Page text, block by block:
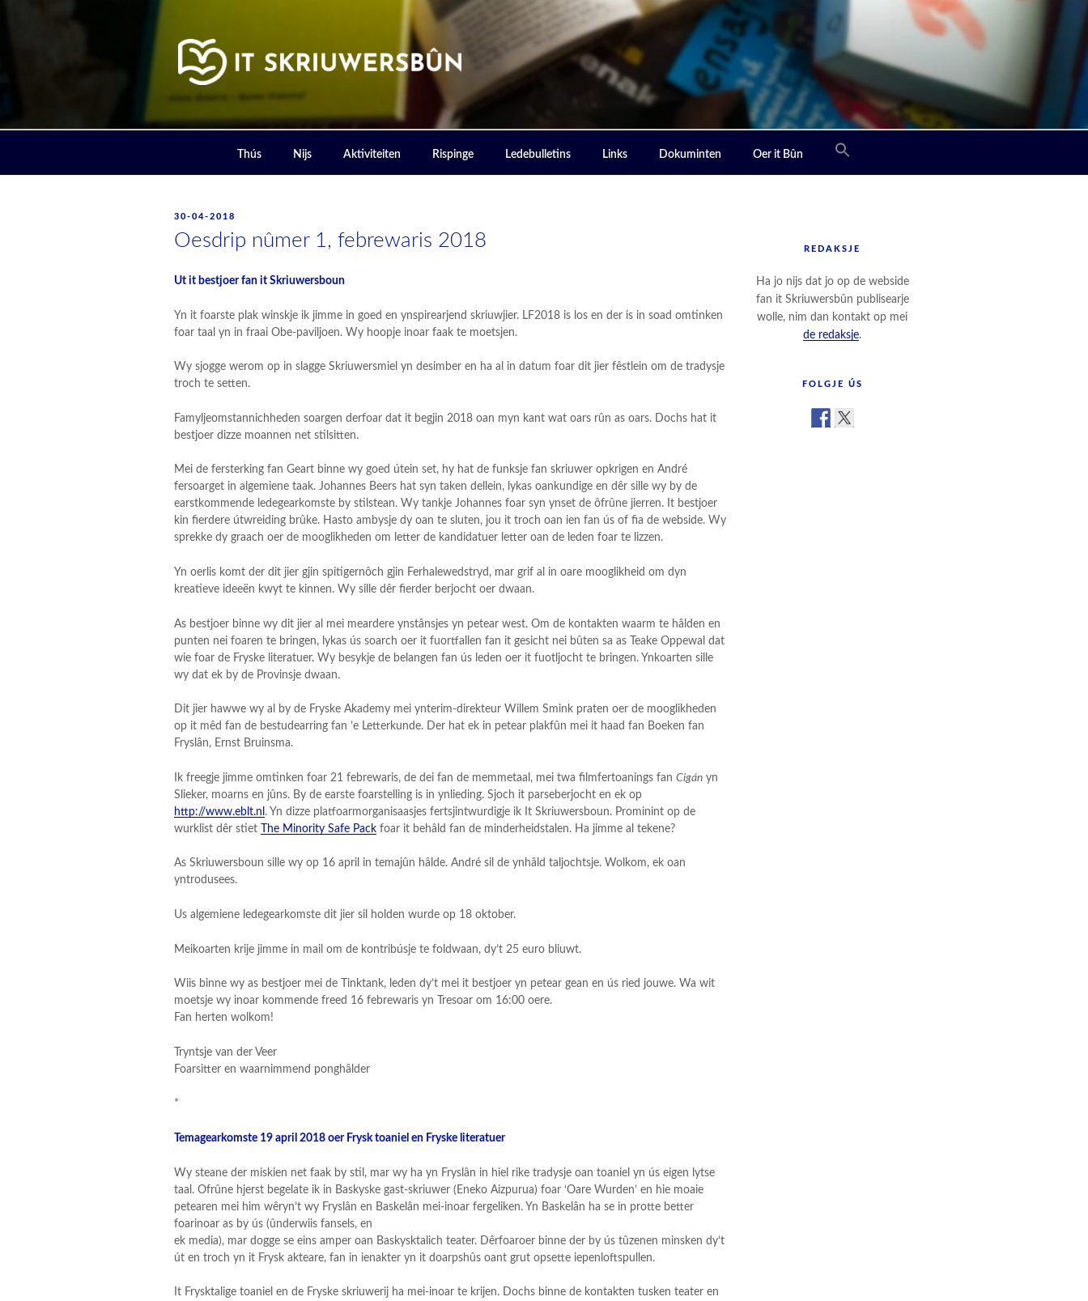
IT SKRIUWERSBOUN
Thús Nijs Aktiviteiten Rispinge Ledebulletins Links Dokuminten Oer it Bûn
POSTED
30-04-2018
Oesdrip nûmer 1, febrewaris 2018
Ut it bestjoer fan it Skriuwersboun
Yn it foarste plak winskje ik jimme in goed en ynspirearjend skriuwjier. LF2018 is los en der is in soad omtinken
foar taal yn in fraai Obe-paviljoen. Wy hoopje inoar faak te moetsjen.
Wy sjogge werom op in slagge Skriuwersmiel yn desimber en ha al in datum foar dit jier fêstlein om de tradysje
troch te setten.
Famyljeomstannichheden soargen derfoar dat it begjin 2018 oan myn kant wat oars rûn as oars. Dochs hat it
bestjoer dizze moannen net stilsitten.
Mei de fersterking fan Geart binne wy goed útein set, hy hat de funksje fan skriuwer opkrigen en André
fersoarget in algemiene taak. Johannes Beers hat syn taken dellein, lykas oankundige en dêr sille wy by de
earstkommende ledegearkomste by stilstean. Wy tankje Johannes foar syn ynset de ôfrûne jierren. It bestjoer
kin fierdere útwreiding brûke. Hasto ambysje dy oan te sluten, jou it troch oan ien fan ús of fia de webside. Wy
sprekke dy graach oer de mooglikheden om letter de kandidatuer letter oan de leden foar te lizzen.
Yn oerlis komt der dit jier gjin spitigernôch gjin Ferhalewedstryd, mar grif al in oare mooglikheid om dyn
kreatieve ideeën kwyt te kinnen. Wy sille dêr fierder berjocht oer dwaan.
As bestjoer binne wy dit jier al mei meardere ynstânsjes yn petear west. Om de kontakten waarm te hâlden en
punten nei foaren te bringen, lykas ús soarch oer it fuortfallen fan it gesicht nei bûten sa as Teake Oppewal dat
wie foar de Fryske literatuer. Wy besykje de belangen fan ús leden oer it fuotljocht te bringen. Ynkoarten sille
wy dat ek by de Provinsje dwaan.
Dit jier hawwe wy al by de Fryske Akademy mei ynterim-direkteur Willem Smink praten oer de mooglikheden
op it mêd fan de bestudearring fan ’e Letterkunde. Der hat ek in petear plakfûn mei it haad fan Boeken fan
Fryslân, Ernst Bruinsma.
Ik freegje jimme omtinken foar 21 febrewaris, de dei fan de memmetaal, mei twa filmfertoanings fanCigán yn
Slieker, moarns en jûns. By de earste foarstelling is in ynlieding. Sjoch it parseberjocht en ek op
http://www.eblt.nl . Yn dizze platfoarmorganisaasjes fertsjintwurdigje ik It Skriuwersboun. Prominint op de
wurklist dêr stiet
The Minority Safe Pack foar it behâld fan de minderheidstalen. Ha jimme al tekene?
As Skriuwersboun sille wy op 16 april in temajûn hâlde. André sil de ynhâld taljochtsje. Wolkom, ek oan
yntrodusees.
Us algemiene ledegearkomste dit jier sil holden wurde op 18 oktober.
Meikoarten krije jimme in mail om de kontribúsje te foldwaan, dy’t 25 euro bliuwt.
Wiis binne wy as bestjoer mei de Tinktank, leden dy’t mei it bestjoer yn petear gean en ús ried jouwe. Wa wit
moetsje wy inoar kommende freed 16 febrewaris yn Tresoar om 16:00 oere.
Fan herten wolkom!
Tryntsje van der Veer
Foarsitter en waarnimmend ponghâlder
*
Temagearkomste 19 april 2018 oer Frysk toaniel en Fryske literatuer
Wy steane der miskien net faak by stil, mar wy ha yn Fryslân in hiel rike tradysje oan toaniel yn ús eigen lytse
taal. Ofrûne hjerst begelate ik in Baskyske gast-skriuwer (Eneko Aizpurua) foar ‘Oare Wurden’ en hie moaie
petearen mei him wêryn’t wy Fryslân en Baskelân mei-inoar fergeliken. Yn Baskelân ha se in protte better
foarinoar as by ús (ûnderwiis fansels, en
ek media), mar dogge se eins amper oan Baskysktalich teater. Dêrfoaroer binne der by ús tûzenen minsken dy’t
út en troch yn it Frysk akteare, fan in ienakter yn it doarpshûs oant grut opsette iepenloftspullen.
It Frysktalige toaniel en de Fryske skriuwerij ha mei-inoar te krijen. Dochs binne de kontakten tusken teater en
REDAKSJE
Ha jo nijs dat jo op de webside
fan it Skriuwersbûn publisearje
wolle, nim dan kontakt op mei
de redaksje.
FOLGJE ÚS